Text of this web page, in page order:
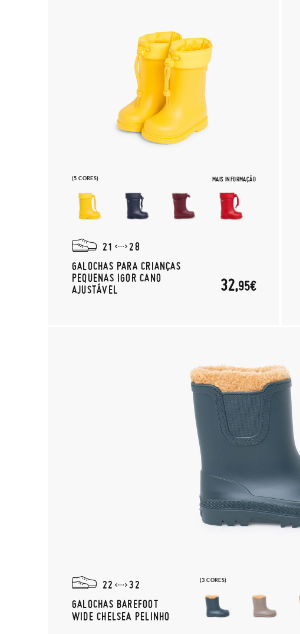
(5 CORES) MAIS INFORMAÇÃO
21
28
GALOCHAS PARA CRIANÇAS
PEQUENAS IGOR CANO
AJUSTÁVEL
32,95€
(3 CORES)
22
32
GALOCHAS BAREFOOT
WIDE CHELSEA PELINHO